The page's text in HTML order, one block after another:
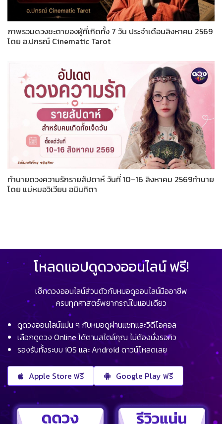
ภาพรวมดวงชะตาของผู้ที่เกิดทั้ง 7 วัน ประจำเดือนสิงหาคม 2569
โดย อ.ปกรณ์ Cinematic Tarot
ทำนายดวงความรักรายสัปดาห์ วันที่ 10–16 สิงหาคม 2569ทำนาย
โดย แม่หมอวิเวียน อนินทิตา
โหลดแอปดูดวงออนไลน์ ฟรี!
เช็กดวงออนไลน์ส่วนตัวกับหมอดูออนไลน์มืออาชีพ
ครบทุกศาสตร์พยากรณ์ในแอปเดียว
ดูดวงออนไลน์แม่น ๆ กับหมอดูผ่านแชทและวิดีโอคอล
เลือกดูดวง Online ได้ตามสไตล์คุณ ไม่ต้องนั่งรอคิว
รองรับทั้งระบบ iOS และ Android ดาวน์โหลดเลย
Apple Store ฟรี Google Play ฟรี